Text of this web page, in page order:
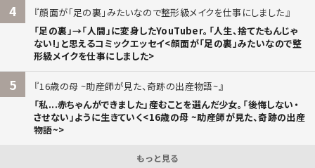
4
顔面が「足の裏」みたいなので整形級メイクを仕事にしました
「足の裏」→「人間」に変身したYouTuber。「人生、捨てたもんじゃ
ない!」と思えるコミックエッセイ<顔面が「足の裏」みたいなので整
形級メイクを仕事にしました>
5
16歳の母 ~助産師が見た、奇跡の出産物語~
「私...赤ちゃんができました」――産むことを選んだ少女。「後悔しない・
させない」ように生きていく<16歳の母 ~助産師が見た、奇跡の出産
物語~>
もっと見る